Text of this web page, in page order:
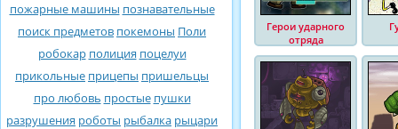
пожарные машины познавательные
поиск предметов покемоны Поли
робокар полиция поцелуи
прикольные прицепы пришельцы
про любовь простые пушки
разрушения роботы рыбалка рыцари
Герои ударного
отряда